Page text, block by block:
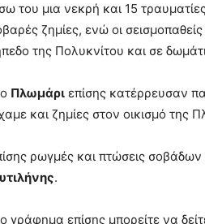
του μια νεκρή και 15
ζημίες, ενώ οι
της Πολυκνίτου και σε
Πλωμάρι επίσης κατέρρευσαν
και ζημίες στον οικισμό της
ρωγμές και πτώσεις
.
γράφημα επίσης μπορείτε να